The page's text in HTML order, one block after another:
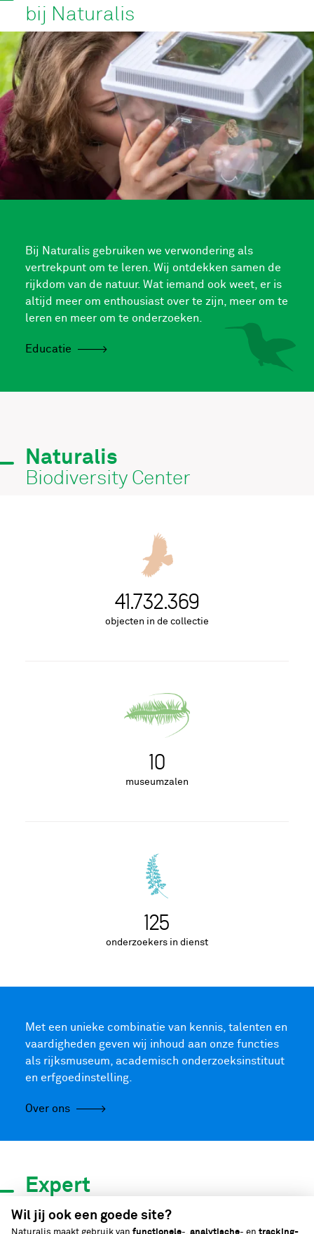
bij Naturalis
Bij Naturalis gebruiken we verwondering als
vertrekpunt om te leren. Wij ontdekken samen de
rijkdom van de natuur. Wat iemand ook weet, er is
altijd meer om enthousiast over te zijn, meer om te
leren en meer om te onderzoeken.
Educatie
Naturalis
Biodiversity Center
43.021.935
objecten in de collectie
10
museumzalen
129
onderzoekers in dienst
Met een unieke combinatie van kennis, talenten en
vaardigheden geven wij inhoud aan onze functies
als rijksmuseum, academisch onderzoeksinstituut
en erfgoedinstelling.
Over ons
Expert
in biodiversiteit
Wil jij ook een goede site?
Naturalis maakt gebruik van functionele-, analytische- en tracking-